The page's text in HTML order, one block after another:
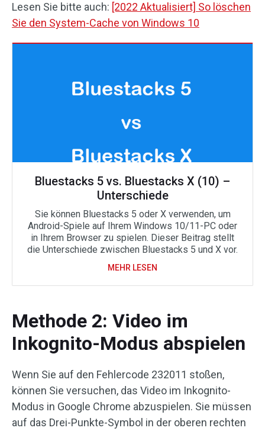
Lesen Sie bitte auch: [2022 Aktualisiert] So löschen
Sie den System-Cache von Windows 10
Bluestacks 5 vs. Bluestacks X (10) –
Unterschiede
Sie können Bluestacks 5 oder X verwenden, um
Android-Spiele auf Ihrem Windows 10/11-PC oder
in Ihrem Browser zu spielen. Dieser Beitrag stellt
die Unterschiede zwischen Bluestacks 5 und X vor.
MEHR LESEN
Methode 2: Video im
Inkognito-Modus abspielen
Wenn Sie auf den Fehlercode 232011 stoßen,
können Sie versuchen, das Video im Inkognito-
Modus in Google Chrome abzuspielen. Sie müssen
auf das Drei-Punkte-Symbol in der oberen rechten